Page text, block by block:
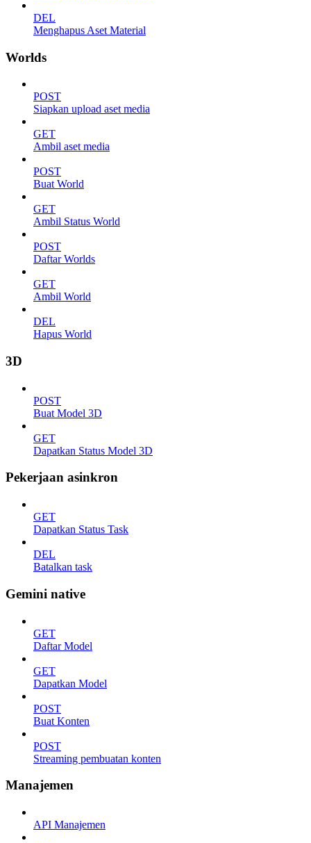
DEL
Menghapus Aset Material
Worlds
POST
Siapkan upload aset media
GET
Ambil aset media
POST
Buat World
GET
Ambil Status World
POST
Daftar Worlds
GET
Ambil World
DEL
Hapus World
3D
POST
Buat Model 3D
GET
Dapatkan Status Model 3D
Pekerjaan asinkron
GET
Dapatkan Status Task
DEL
Batalkan task
Gemini native
GET
Daftar Model
GET
Dapatkan Model
POST
Buat Konten
POST
Streaming pembuatan konten
Manajemen
API Manajemen